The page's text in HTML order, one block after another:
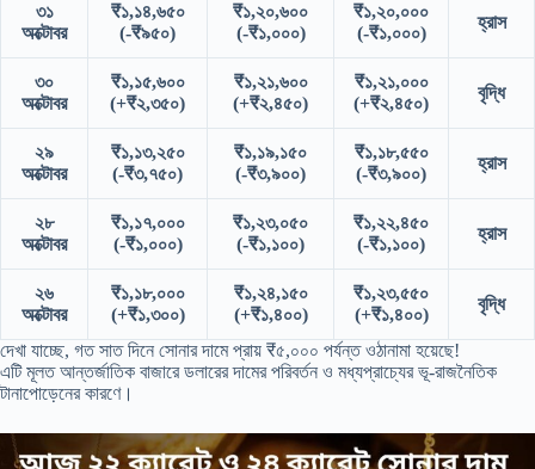
৩১
অক্টোবর
₹১,১৪,৬৫০
(-₹৯৫০)
₹১,২০,৬০০
(-₹১,০০০)
₹১,২০,০০০
(-₹১,০০০)
হ্রাস
৩০
অক্টোবর
₹১,১৫,৬০০
(+₹২,৩৫০)
₹১,২১,৬০০
(+₹২,৪৫০)
₹১,২১,০০০
(+₹২,৪৫০)
বৃদ্ধি
২৯
অক্টোবর
₹১,১৩,২৫০
(-₹৩,৭৫০)
₹১,১৯,১৫০
(-₹৩,৯০০)
₹১,১৮,৫৫০
(-₹৩,৯০০)
হ্রাস
২৮
অক্টোবর
₹১,১৭,০০০
(-₹১,০০০)
₹১,২৩,০৫০
(-₹১,১০০)
₹১,২২,৪৫০
(-₹১,১০০)
হ্রাস
২৬
অক্টোবর
₹১,১৮,০০০
(+₹১,৩০০)
₹১,২৪,১৫০
(+₹১,৪০০)
₹১,২৩,৫৫০
(+₹১,৪০০)
বৃদ্ধি
দেখা যাচ্ছে, গত সাত দিনে সোনার দামে প্রায় ₹৫,০০০ পর্যন্ত ওঠানামা হয়েছে!
এটি মূলত আন্তর্জাতিক বাজারে ডলারের দামের পরিবর্তন ও মধ্যপ্রাচ্যের ভূ-রাজনৈতিক
টানাপোড়েনের কারণে।